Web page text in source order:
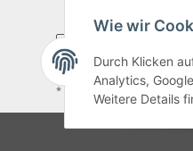
* Alle Preise inkl. gesetzlicher
Wie wir
Durch Klicken
Analytics,
Weitere Details